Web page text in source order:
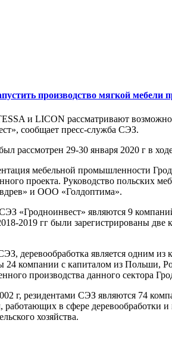
производство мягкой мебели
и LICON рассматривают
сообщает пресс-служба СЭЗ.
рассмотрен 29-30 января 2020 г в
мебельной промышленности
проекта. Руководство польских
и ООО «Голдоптима».
«Гродноинвест» являются 9
2019 гг были зарегистрированы
деревообработка является одним
24 компании с капиталом из Польши,
производства данного сектора
г, резидентами СЭЗ являются 74
в сфере деревообработки
хозяйства.